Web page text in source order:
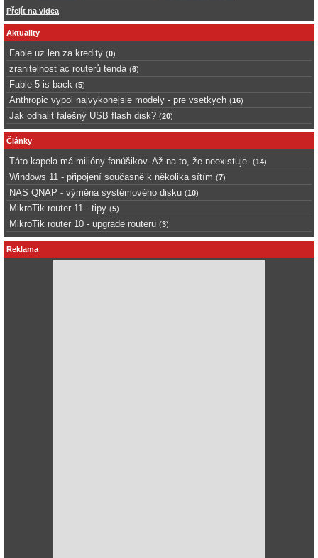
Přejít na videa
Aktuality
Fable uz len za kredity (0)
zranitelnost ac routerů tenda (6)
Fable 5 is back (5)
Anthropic vypol najvykonejsie modely - pre vsetkych (16)
Jak odhalit falešný USB flash disk? (20)
Články
Táto kapela má milióny fanúšikov. Až na to, že neexistuje. (14)
Windows 11 - připojení současně k několika sítím (7)
NAS QNAP - výměna systémového disku (10)
MikroTik router 11 - tipy (5)
MikroTik router 10 - upgrade routeru (3)
Reklama